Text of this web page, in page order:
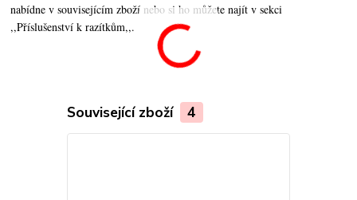
nabídne v souvisejícím zboží nebo si ho můžete najít v sekci
,,Příslušenství k razítkům,,.
Související zboží 4